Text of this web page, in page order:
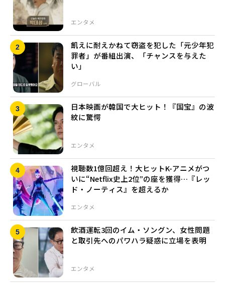
エンタメ
グローバル
飢えに耐えかねて窃盗を犯した「元少年犯
罪者」が番組出演、「チャンスを与えた
い」
エンタメ
日本映画が韓国で大ヒット！『国宝』の波
紋に驚愕
エンタメ
視聴数1億回超え！大ヒットK-アニメがつ
いに“Netflix史上2位”の座を獲得…『レッ
ド・ノーティス』を超えるか
エンタメ
飲酒運転3回のイム・ソングン、女性問題
と取引先へのパワハラ疑惑に立場を表明